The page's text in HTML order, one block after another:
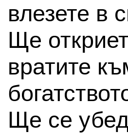
влезете в
Ще
вратите
Ще се